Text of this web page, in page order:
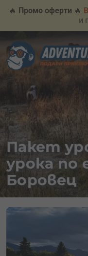
🔥 Промо оферти 🔥
и
Пакет
урока по
Боровец